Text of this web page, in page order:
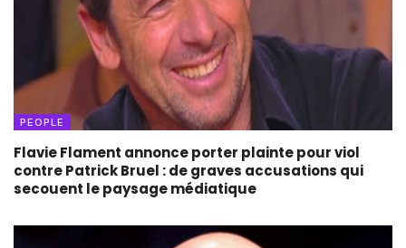
PEOPLE
Flavie Flament annonce porter plainte pour viol
contre Patrick Bruel : de graves accusations qui
secouent le paysage médiatique